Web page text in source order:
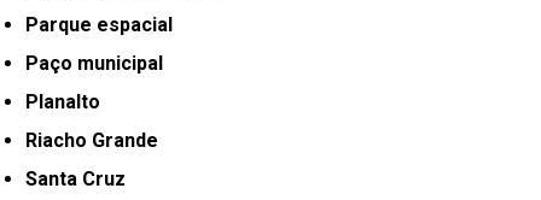
Parque espacial
Paço municipal
Planalto
Riacho Grande
Santa Cruz